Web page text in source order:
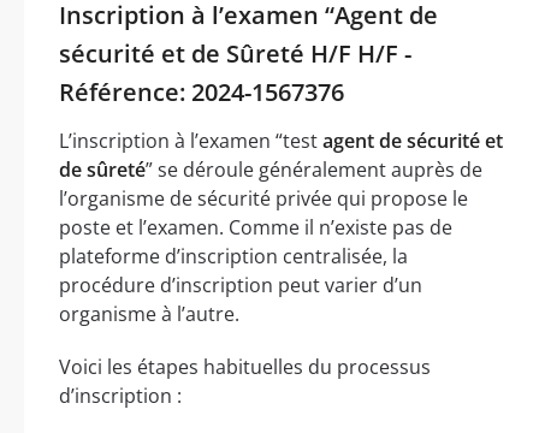
Inscription à l’examen “Agent de
sécurité et de Sûreté H/F H/F -
Référence: 2024-1567376
L’inscription à l’examen “testagent de sécurité et
de sûreté” se déroule généralement auprès de
l’organisme de sécurité privée qui propose le
poste et l’examen. Comme il n’existe pas de
plateforme d’inscription centralisée, la
procédure d’inscription peut varier d’un
organisme à l’autre.
Voici les étapes habituelles du processus
d’inscription :